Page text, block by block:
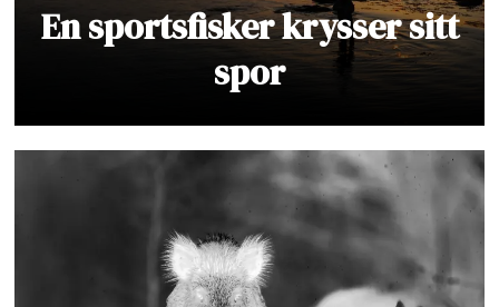
En sportsfisker krysser sitt
spor